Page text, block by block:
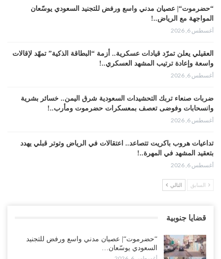
“حضرموت“| عصيان مدني واسع ورفض للتجنيد السعودي يوسّعان
المواجهة مع الرياض..!
أغسطس 6, 2026
العقيلي يعلن تمرّد قيادات عسكرية.. أزمة “البطاقة الذكية” تمهّد لإقالات
واسعة وإعادة ترتيب المشهد العسكري..!
أغسطس 6, 2026
ضربات صنعاء تربك التحشيدات السعودية شرق اليمن.. خسائر بشرية
وانسحابات وفوضى تعصف بمعسكرات حضرموت ومأرب..!
أغسطس 6, 2026
تداعيات هروب باكريت تتصاعد.. اعتقالات في الرياض وتوتر قبلي يهدد
بتعقيد المشهد في المهرة..!
أغسطس 6, 2026
“حضرموت“| في تصعيد غير مسبوق.. انتشار فصيل “مكافحة الإرهاب”
للسعودية بشأن النفط..!
أغسطس 6, 2026
السابق التالي
قضايا جنوبية
“حضرموت“| عصيان مدني واسع ورفض للتجنيد
السعودي يوسّعان…